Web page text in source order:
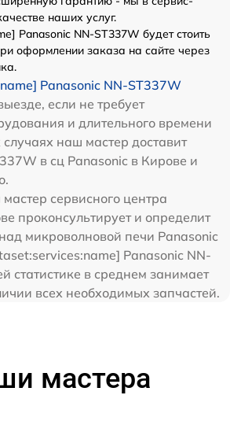
наших услуг.
Panasonic NN-ST337W будет стоить
оформлении заказа на сайте через
Panasonic NN-ST337W
если не требует
и длительного времени
наш мастер доставит
в сц Panasonic в Кирове и
сервисного центра
проконсультирует и определит
микроволновой печи Panasonic
Panasonic NN-
статистике в среднем занимает
всех необходимых запчастей.
мастера